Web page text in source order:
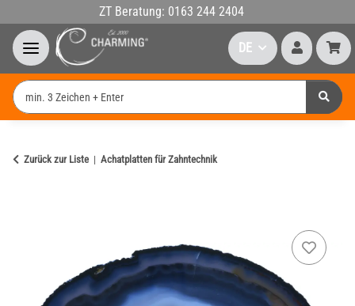
ZT Beratung: 0163 244 2404
DE
Zurück zur Liste Achatplatten für Zahntechnik